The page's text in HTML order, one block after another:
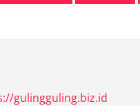
gulingguling.biz.id